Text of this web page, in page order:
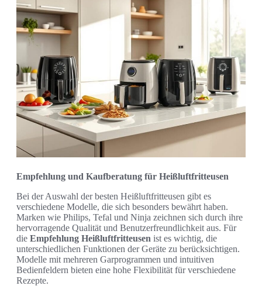
Empfehlung und Kaufberatung für Heißluftfritteusen
Bei der Auswahl der besten Heißluftfritteusen gibt es
verschiedene Modelle, die sich besonders bewährt haben.
Marken wie Philips, Tefal und Ninja zeichnen sich durch ihre
hervorragende Qualität und Benutzerfreundlichkeit aus. Für
die Empfehlung Heißluftfritteusen ist es wichtig, die
unterschiedlichen Funktionen der Geräte zu berücksichtigen.
Modelle mit mehreren Garprogrammen und intuitiven
Bedienfeldern bieten eine hohe Flexibilität für verschiedene
Rezepte.